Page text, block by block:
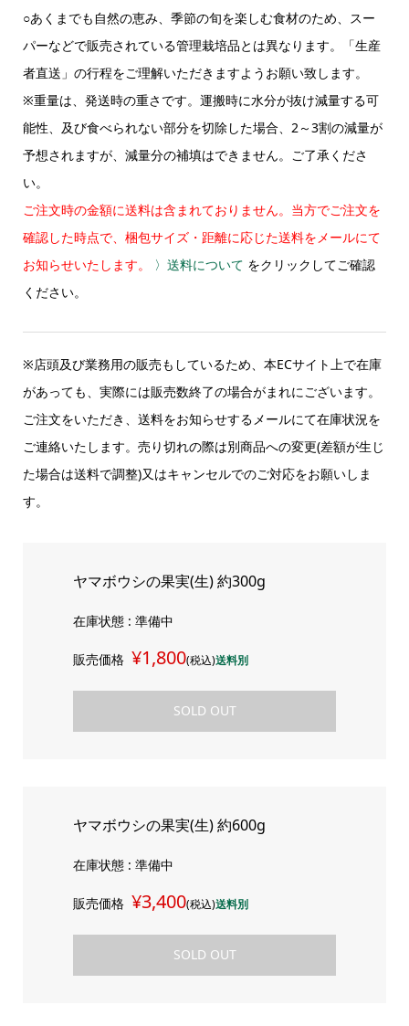
○あくまでも自然の恵み、季節の旬を楽しむ食材のため、スー
パーなどで販売されている管理栽培品とは異なります。「生産
者直送」の行程をご理解いただきますようお願い致します。
※重量は、発送時の重さです。運搬時に水分が抜け減量する可
能性、及び食べられない部分を切除した場合、2～3割の減量が
予想されますが、減量分の補填はできません。ご了承くださ
い。
ご注文時の金額に送料は含まれておりません。当方でご注文を
確認した時点で、梱包サイズ・距離に応じた送料をメールにて
お知らせいたします。
〉送料について をクリックしてご確認
ください。
※店頭及び業務用の販売もしているため、本ECサイト上で在庫
があっても、実際には販売数終了の場合がまれにございます。
ご注文をいただき、送料をお知らせするメールにて在庫状況を
ご連絡いたします。売り切れの際は別商品への変更(差額が生じ
た場合は送料で調整)又はキャンセルでのご対応をお願いしま
す。
ヤマボウシの果実(生) 約300g
在庫状態 : 準備中
販売価格 ¥1,800(税込)送料別
SOLD OUT
ヤマボウシの果実(生) 約600g
在庫状態 : 準備中
販売価格 ¥3,400(税込)送料別
SOLD OUT